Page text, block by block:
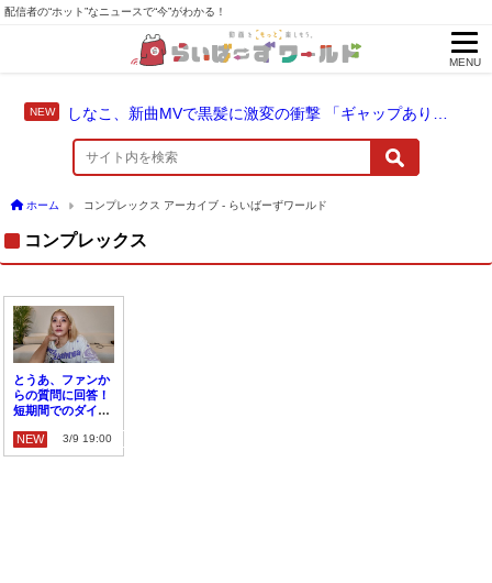
配信者の“ホット”なニュースで“今”がわかる！
MENU
ホーム コンプレックス アーカイブ - らいばーずワールド
コンプレックス
とうあ、ファンか
らの質問に回答！
短期間でのダイエ
ックスはある？
NEW 3/9 19:00